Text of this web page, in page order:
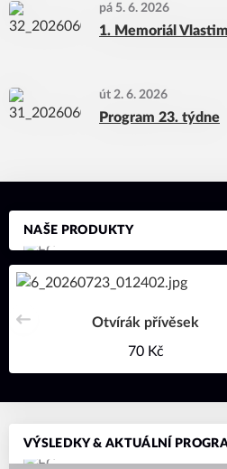
pá 5. 6. 2026
1. Memoriál
út 2. 6. 2026
Program 23. týdne
NAŠE PRODUKTY
Otvírák přívěsek
70 Kč
VÝSLEDKY & AKTUÁLNÍ